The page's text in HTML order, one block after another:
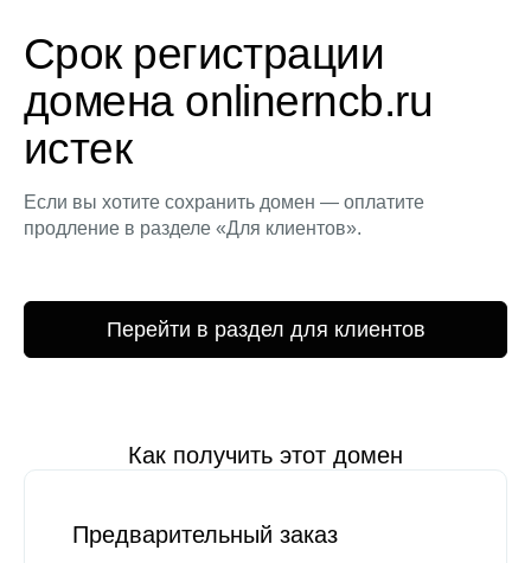
Срок регистрации
домена onlinerncb.ru
истек
Если вы хотите сохранить домен — оплатите
продление в разделе «Для клиентов».
Перейти в раздел для клиентов
Как получить этот домен
Предварительный заказ